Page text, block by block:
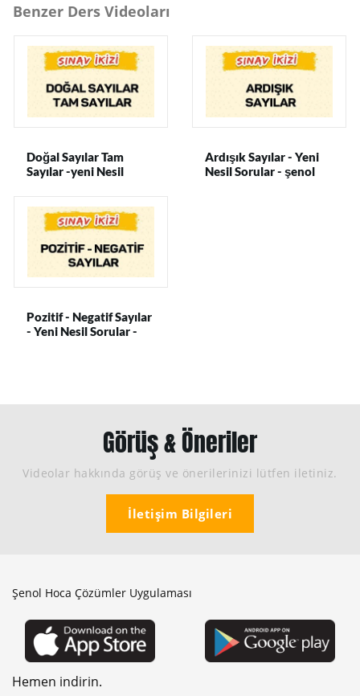
Benzer Ders Videoları
Doğal Sayılar Tam
Sayılar -yeni Nesil
Ardışık Sayılar - Yeni
Nesil Sorular - şenol
Pozitif - Negatif Sayılar
- Yeni Nesil Sorular -
Görüş & Öneriler
Videolar hakkında görüş ve önerilerinizi lütfen iletiniz.
İletişim Bilgileri
Şenol Hoca Çözümler Uygulaması
Hemen indirin.